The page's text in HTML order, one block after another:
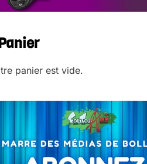
panier est vide.